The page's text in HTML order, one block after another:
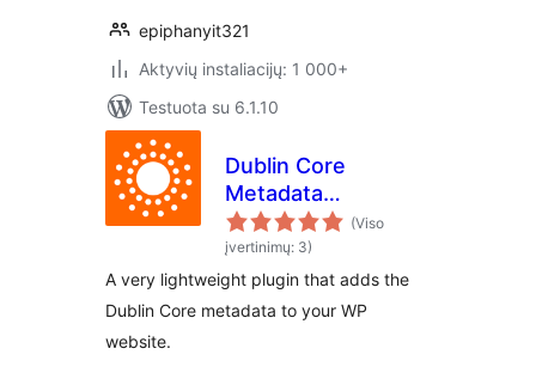
epiphanyit321
Aktyvių instaliacijų: 1 000+
Testuota su 6.1.10
Dublin Core
Metadata
Generator
(Viso
įvertinimų: 3)
A very lightweight plugin that adds the
Dublin Core metadata to your WP
website.